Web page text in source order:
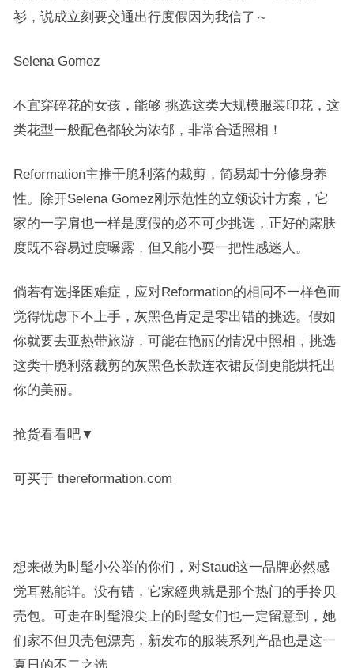
衫，说成立刻要交通出行度假因为我信了～
Selena Gomez
不宜穿碎花的女孩，能够 挑选这类大规模服装印花，这
类花型一般配色都较为浓郁，非常合适照相！
Reformation主推干脆利落的裁剪，简易却十分修身养
性。除开Selena Gomez刚示范性的立领设计方案，它
家的一字肩也一样是度假的必不可少挑选，正好的露肤
度既不容易过度曝露，但又能小耍一把性感迷人。
倘若有选择困难症，应对Reformation的相同不一样色而
觉得忧虑下不上手，灰黑色肯定是零出错的挑选。假如
你就要去亚热带旅游，可能在艳丽的情况中照相，挑选
这类干脆利落裁剪的灰黑色长款连衣裙反倒更能烘托出
你的美丽。
抢货看看吧▼
可买于 thereformation.com
想来做为时髦小公举的你们，对Staud这一品牌必然感
觉耳熟能详。没有错，它家經典就是那个热门的手拎贝
壳包。可走在时髦浪尖上的时髦女们也一定留意到，她
们家不但贝壳包漂亮，新发布的服装系列产品也是这一
夏日的不二之选。